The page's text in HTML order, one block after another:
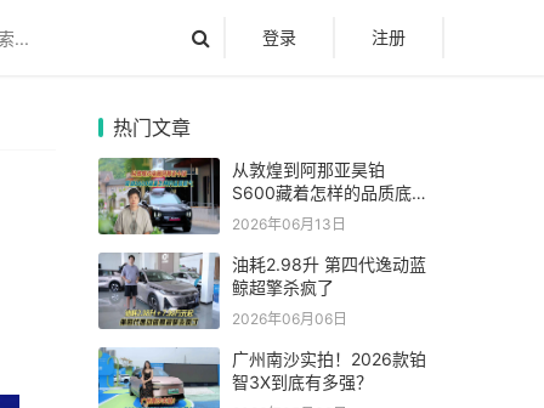
登录 注册
热门文章
从敦煌到阿那亚昊铂
S600藏着怎样的品质底
气
2026年06月13日
油耗2.98升 第四代逸动蓝
鲸超擎杀疯了
2026年06月06日
广州南沙实拍！2026款铂
智3X到底有多强？